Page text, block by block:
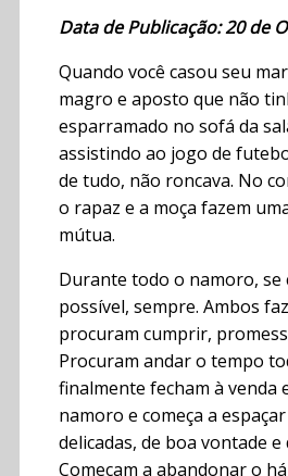
Data de Publicação: 20 de
Quando você casou seu
magro e aposto que não
esparramado no sofá da
assistindo ao jogo de
de tudo, não roncava. No
o rapaz e a moça fazem
mútua.
Durante todo o namoro,
possível, sempre. Ambos
procuram cumprir,
Procuram andar o tempo
finalmente fecham à venda
namoro e começa a
delicadas, de boa vontade e
Começam a abandonar o